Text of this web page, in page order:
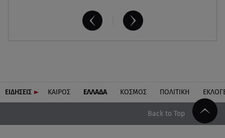
ΕΙΔΗΣΕΙΣ ΚΑΙΡΟΣ ΕΛΛΑΔΑ ΚΟΣΜΟΣ ΠΟΛΙΤΙΚΗ
Back to Top